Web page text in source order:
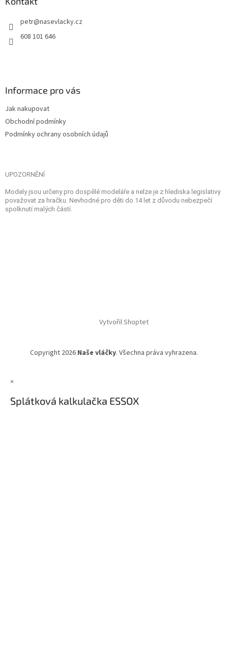
petr@nasevlacky.cz
608 101 646
Informace pro vás
Jak nakupovat
Obchodní podmínky
Podmínky ochrany osobních údajů
UPOZORNĚNÍ
Modely jsou určeny pro dospělé modeláře a nelze je z hlediska legislativy
považovat za hračku. Nevhodné pro děti do 14 let z důvodu nebezpečí
spolknutí malých částí.
Vytvořil Shoptet
Copyright 2026 Naše vláčky. Všechna práva vyhrazena.
×
Splátková kalkulačka ESSOX